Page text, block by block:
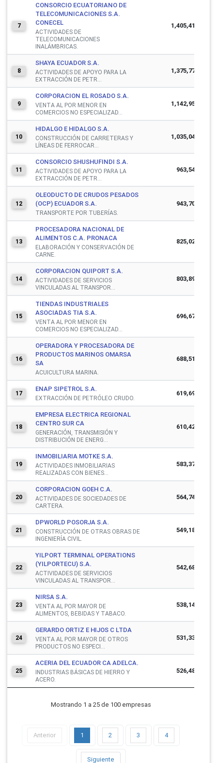
7
CONSORCIO ECUATORIANO DE
TELECOMUNICACIONES S.A.
CONECEL
ACTIVIDADES DE
TELECOMUNICACIONES
INALÁMBRICAS.
1,405,416,909
8
SHAYA ECUADOR S.A.
ACTIVIDADES DE APOYO PARA LA
EXTRACCIÓN DE PETR...
1,375,775,729
9
CORPORACION EL ROSADO S.A.
VENTA AL POR MENOR EN
COMERCIOS NO ESPECIALIZAD...
1,142,950,643
10
HIDALGO E HIDALGO S.A.
CONSTRUCCIÓN DE CARRETERAS Y
LÍNEAS DE FERROCAR...
1,035,049,878
11
CONSORCIO SHUSHUFINDI S.A.
ACTIVIDADES DE APOYO PARA LA
EXTRACCIÓN DE PETR...
963,545,404
12
OLEODUCTO DE CRUDOS PESADOS
(OCP) ECUADOR S.A.
TRANSPORTE POR TUBERÍAS.
943,709,228
13
PROCESADORA NACIONAL DE
ALIMENTOS C.A. PRONACA
ELABORACIÓN Y CONSERVACIÓN DE
CARNE.
825,022,581
14
CORPORACION QUIPORT S.A.
ACTIVIDADES DE SERVICIOS
VINCULADAS AL TRANSPOR...
803,894,153
15
TIENDAS INDUSTRIALES
ASOCIADAS TIA S.A.
VENTA AL POR MENOR EN
COMERCIOS NO ESPECIALIZAD...
696,670,107
16
OPERADORA Y PROCESADORA DE
PRODUCTOS MARINOS OMARSA
SA
ACUICULTURA MARINA.
688,510,279
17
ENAP SIPETROL S.A.
EXTRACCIÓN DE PETRÓLEO CRUDO.
619,690,700
18
EMPRESA ELECTRICA REGIONAL
CENTRO SUR CA
GENERACIÓN, TRANSMISIÓN Y
DISTRIBUCIÓN DE ENERG...
610,424,276
19
INMOBILIARIA MOTKE S.A.
ACTIVIDADES INMOBILIARIAS
REALIZADAS CON BIENES...
583,371,907
20
CORPORACION GOEH C.A.
ACTIVIDADES DE SOCIEDADES DE
CARTERA.
564,748,173
21
DPWORLD POSORJA S.A.
CONSTRUCCIÓN DE OTRAS OBRAS DE
INGENIERÍA CIVIL.
549,181,451
22
YILPORT TERMINAL OPERATIONS
(YILPORTECU) S.A.
ACTIVIDADES DE SERVICIOS
VINCULADAS AL TRANSPOR...
542,687,333
23
NIRSA S.A.
VENTA AL POR MAYOR DE
ALIMENTOS, BEBIDAS Y TABACO.
538,144,101
24
GERARDO ORTIZ E HIJOS C LTDA
VENTA AL POR MAYOR DE OTROS
PRODUCTOS NO ESPECI...
531,335,907
25
ACERIA DEL ECUADOR CA ADELCA.
INDUSTRIAS BÁSICAS DE HIERRO Y
ACERO.
526,484,272
Mostrando 1 a 25 de 100 empresas
Anterior 1 2 3 4
Siguiente